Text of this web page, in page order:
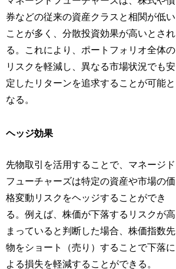
券などの従来の資産クラスと相関が低い
ことが多く、分散投資効果が高いとされ
る。これにより、ポートフォリオ全体の
リスクを軽減し、異なる市場状況でも安
定したリターンを追求することが可能と
なる。
ヘッジ効果
先物取引を活用することで、マネージド
フューチャーズは特定の資産や市場の価
格変動リスクをヘッジすることができ
る。例えば、株価が下落するリスクが高
まっていると判断した場合、株価指数先
物をショート（売り）することで下落に
よる損失を軽減することができる。